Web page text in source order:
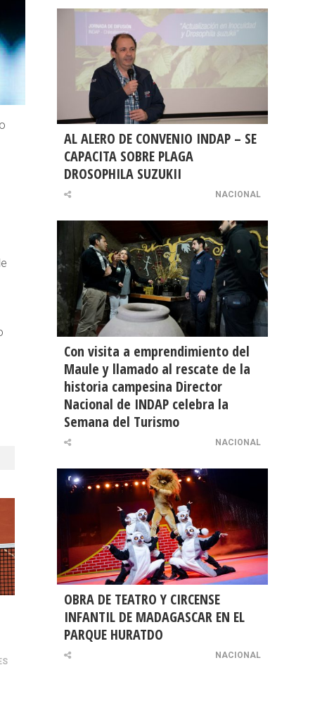
AL ALERO DE CONVENIO INDAP – SE
CAPACITA SOBRE PLAGA
DROSOPHILA SUZUKII
NACIONAL
Con visita a emprendimiento del
Maule y llamado al rescate de la
historia campesina Director
Nacional de INDAP celebra la
Semana del Turismo
NACIONAL
OBRA DE TEATRO Y CIRCENSE
INFANTIL DE MADAGASCAR EN EL
PARQUE HURATDO
NACIONAL